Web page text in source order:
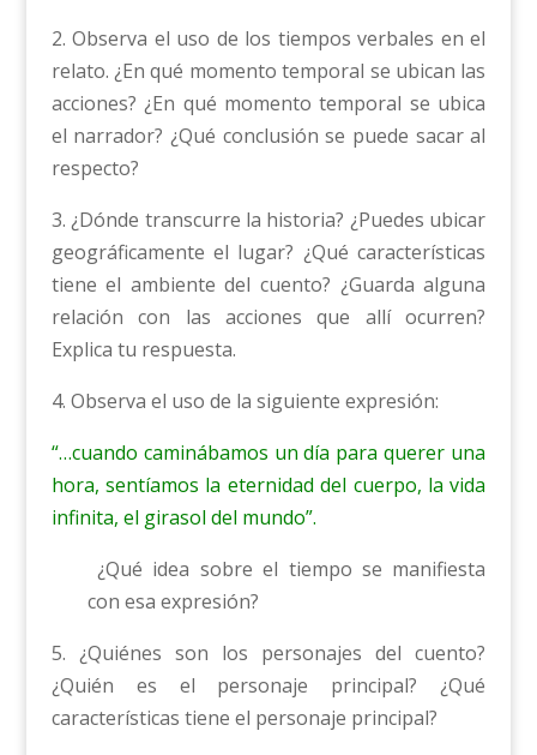
2. Observa el uso de los tiempos verbales en el
relato. ¿En qué momento temporal se ubican las
acciones? ¿En qué momento temporal se ubica
el narrador? ¿Qué conclusión se puede sacar al
respecto?
3. ¿Dónde transcurre la historia? ¿Puedes ubicar
geográficamente el lugar? ¿Qué características
tiene el ambiente del cuento? ¿Guarda alguna
relación con las acciones que allí ocurren?
Explica tu respuesta.
4. Observa el uso de la siguiente expresión:
“…cuando caminábamos un día para querer una
hora, sentíamos la eternidad del cuerpo, la vida
infinita, el girasol del mundo”.
¿Qué idea sobre el tiempo se manifiesta
con esa expresión?
5. ¿Quiénes son los personajes del cuento?
¿Quién es el personaje principal? ¿Qué
características tiene el personaje principal?